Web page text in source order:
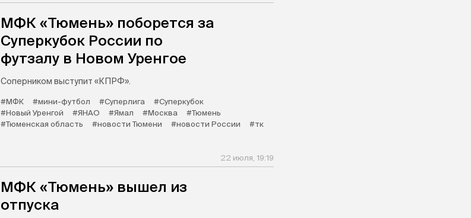
​МФК «Тюмень»​ поборется за
Суперкубок России по
футзалу в Новом Уренгое
Соперником выступит «КПРФ»​.
#МФК #мини-футбол #Суперлига
#Суперкубок
#Новый Уренгой
#ЯНАО #Ямал #Москва
#Тюмень
#Тюменская область
#новости Тюмени #новости России #тк
22 июля, 19:19
МФК «Тюмень» вышел из
отпуска